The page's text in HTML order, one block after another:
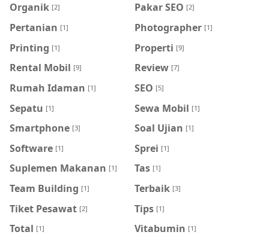
Organik [2] Pakar SEO [2]
Pertanian [1] Photographer [1]
Printing [1] Properti [9]
Rental Mobil [9] Review [7]
Rumah Idaman [1] SEO [5]
Sepatu [1] Sewa Mobil [1]
Smartphone [3] Soal Ujian [1]
Software [1] Sprei [1]
Suplemen Makanan [1] Tas [1]
Team Building [1] Terbaik [3]
Tiket Pesawat [2] Tips [1]
Total [1] Vitabumin [1]